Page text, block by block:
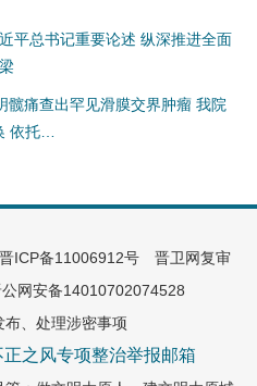
近平总书记重要论述 纵深推进全面
髋痛查出罕见滑膜交界肿瘤 我院
依托…
晋ICP备11006912号晋卫网复审
网安备14010702074528
、处理涉密事项
之风专项整治举报邮箱